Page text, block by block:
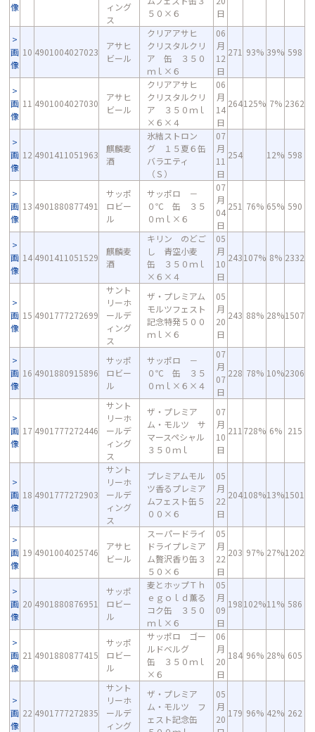
像
ィング
ス
５０×６
日
画
像
10 4901004027023
アサヒ
ビール
クリアアサヒ
クリスタルクリ
ア 缶 ３５０
ｍｌ×６
06
月
12
日
271 93% 39% 598
画
像
11 4901004027030
アサヒ
ビール
クリアアサヒ
クリスタルクリ
ア ３５０ｍｌ
×６×４
06
月
14
日
264125% 7% 2362
画
像
12 4901411051963
麒麟麦
酒
氷結ストロン
グ １５夏６缶
バラエティ
（Ｓ）
07
月
11
日
254 12% 598
画
像
13 4901880877491
サッポ
ロビー
ル
サッポロ －
０℃ 缶 ３５
０ｍｌ×６
07
月
04
日
251 76% 65% 590
画
像
14 4901411051529
麒麟麦
酒
キリン のどご
し 青空小麦
缶 ３５０ｍｌ
×６×４
05
月
10
日
243107% 8% 2332
画
像
15 4901777272699
サント
リーホ
ールデ
ィング
ス
ザ・プレミアム
モルツフェスト
記念特発５００
ｍｌ×６
05
月
20
日
243 88% 28%1507
画
像
16 4901880915896
サッポ
ロビー
ル
サッポロ －
０℃ 缶 ３５
０ｍｌ×６×４
07
月
07
日
228 78% 10%2306
画
像
17 4901777272446
サント
リーホ
ールデ
ィング
ス
ザ・プレミア
ム・モルツ サ
マースペシャル
３５０ｍｌ
07
月
10
日
211 728% 6% 215
画
像
18 4901777272903
サント
リーホ
ールデ
ィング
ス
プレミアムモル
ツ香るプレミア
ムフェスト缶５
００×６
05
月
22
日
204108%13%1501
画
像
19 4901004025746
アサヒ
ビール
スーパードライ
ドライプレミア
ム贅沢香り缶３
５０×６
05
月
22
日
203 97% 27%1202
画
像
20 4901880876951
サッポ
ロビー
ル
麦とホップＴｈ
ｅｇｏｌｄ薫る
コク缶 ３５０
ｍｌ×６
05
月
09
日
198102%11% 586
画
像
21 4901880877415
サッポ
ロビー
ル
サッポロ ゴー
ルドベルグ
缶 ３５０ｍｌ
×６
06
月
20
日
184 96% 28% 605
画
像
22 4901777272835
サント
リーホ
ールデ
ィング
ザ・プレミア
ム・モルツ フ
ェスト記念缶
05
月
20
179 96% 42% 262